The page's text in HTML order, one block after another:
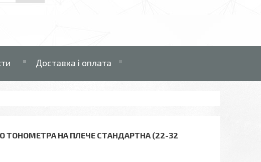
Доставка і оплата
ТОНОМЕТРА НА ПЛЕЧЕ СТАНДАРТНА (22-32